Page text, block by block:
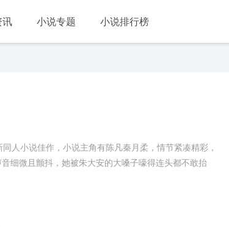
讯 小说专题 小说排行榜
人小说佳作，小说主角有陈凡秦月柔，情节紧凑精彩，
细微且颤抖，她被朱大安的大嗓子嚎得连头都不敢抬